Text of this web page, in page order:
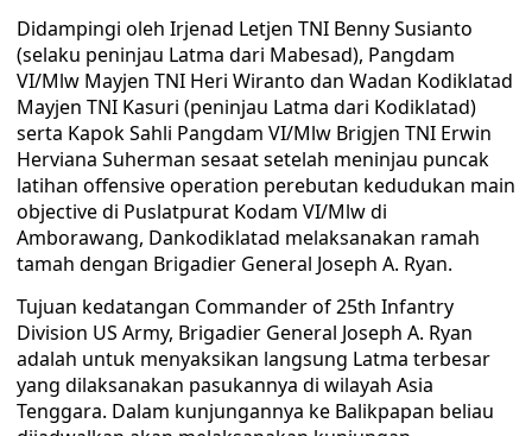
Didampingi oleh Irjenad Letjen TNI Benny Susianto
(selaku peninjau Latma dari Mabesad), Pangdam
VI/Mlw Mayjen TNI Heri Wiranto dan Wadan Kodiklatad
Mayjen TNI Kasuri (peninjau Latma dari Kodiklatad)
serta Kapok Sahli Pangdam VI/Mlw Brigjen TNI Erwin
Herviana Suherman sesaat setelah meninjau puncak
latihan offensive operation perebutan kedudukan main
objective di Puslatpurat Kodam VI/Mlw di
Amborawang, Dankodiklatad melaksanakan ramah
tamah dengan Brigadier General Joseph A. Ryan.
Tujuan kedatangan Commander of 25th Infantry
Division US Army, Brigadier General Joseph A. Ryan
adalah untuk menyaksikan langsung Latma terbesar
yang dilaksanakan pasukannya di wilayah Asia
Tenggara. Dalam kunjungannya ke Balikpapan beliau